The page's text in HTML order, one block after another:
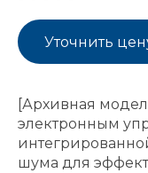
Уточнить
[Архивная
электронным
шума для